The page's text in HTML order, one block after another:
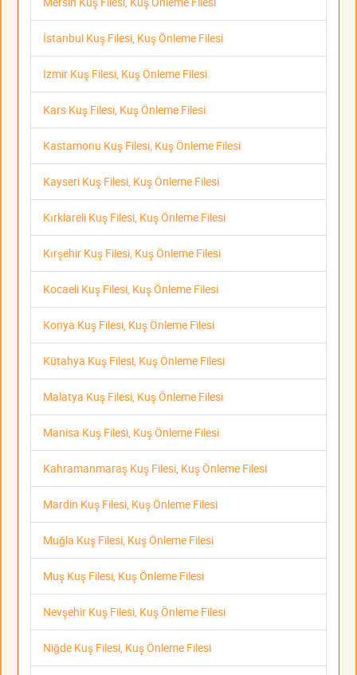
İstanbul Kuş Filesi, Kuş Önleme Filesi
İzmir Kuş Filesi, Kuş Önleme Filesi
Kars Kuş Filesi, Kuş Önleme Filesi
Kastamonu Kuş Filesi, Kuş Önleme Filesi
Kayseri Kuş Filesi, Kuş Önleme Filesi
Kırklareli Kuş Filesi, Kuş Önleme Filesi
Kırşehir Kuş Filesi, Kuş Önleme Filesi
Kocaeli Kuş Filesi, Kuş Önleme Filesi
Konya Kuş Filesi, Kuş Önleme Filesi
Kütahya Kuş Filesi, Kuş Önleme Filesi
Malatya Kuş Filesi, Kuş Önleme Filesi
Manisa Kuş Filesi, Kuş Önleme Filesi
Kahramanmaraş Kuş Filesi, Kuş Önleme Filesi
Mardin Kuş Filesi, Kuş Önleme Filesi
Muğla Kuş Filesi, Kuş Önleme Filesi
Muş Kuş Filesi, Kuş Önleme Filesi
Nevşehir Kuş Filesi, Kuş Önleme Filesi
Niğde Kuş Filesi, Kuş Önleme Filesi